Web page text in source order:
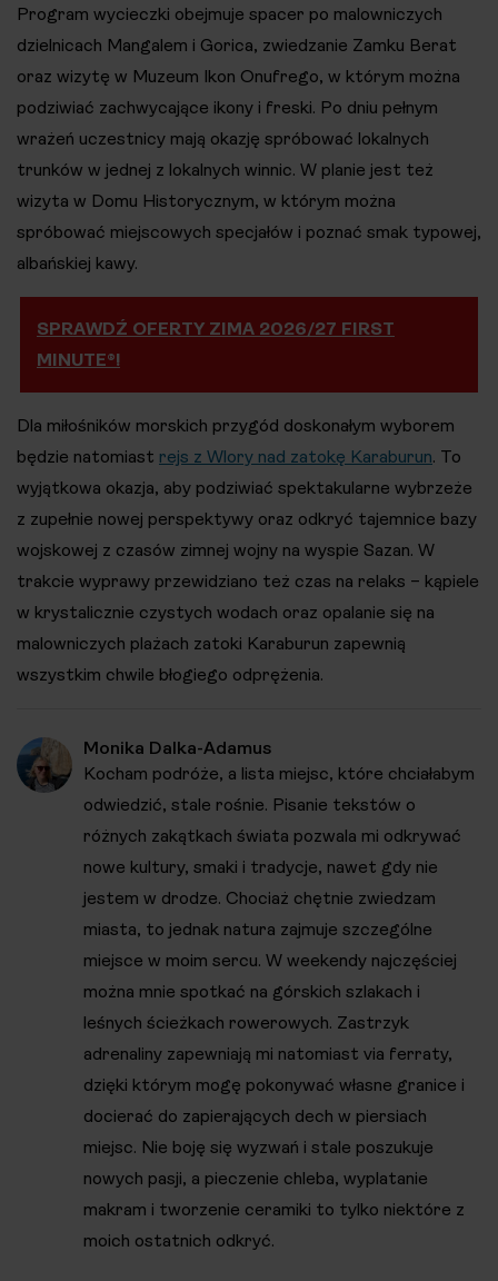
Program wycieczki obejmuje spacer po malowniczych
dzielnicach Mangalem i Gorica, zwiedzanie Zamku Berat
oraz wizytę w Muzeum Ikon Onufrego, w którym można
podziwiać zachwycające ikony i freski. Po dniu pełnym
wrażeń uczestnicy mają okazję spróbować lokalnych
trunków w jednej z lokalnych winnic. W planie jest też
wizyta w Domu Historycznym, w którym można
spróbować miejscowych specjałów i poznać smak typowej,
albańskiej kawy.
SPRAWDŹ OFERTY ZIMA 2026/27 FIRST
MINUTE®!
Dla miłośników morskich przygód doskonałym wyborem
będzie natomiast rejs z Wlory nad zatokę Karaburun. To
wyjątkowa okazja, aby podziwiać spektakularne wybrzeże
z zupełnie nowej perspektywy oraz odkryć tajemnice bazy
wojskowej z czasów zimnej wojny na wyspie Sazan. W
trakcie wyprawy przewidziano też czas na relaks – kąpiele
w krystalicznie czystych wodach oraz opalanie się na
malowniczych plażach zatoki Karaburun zapewnią
wszystkim chwile błogiego odprężenia.
Monika Dalka-Adamus
Kocham podróże, a lista miejsc, które chciałabym
odwiedzić, stale rośnie. Pisanie tekstów o
różnych zakątkach świata pozwala mi odkrywać
nowe kultury, smaki i tradycje, nawet gdy nie
jestem w drodze. Chociaż chętnie zwiedzam
miasta, to jednak natura zajmuje szczególne
miejsce w moim sercu. W weekendy najczęściej
można mnie spotkać na górskich szlakach i
leśnych ścieżkach rowerowych. Zastrzyk
adrenaliny zapewniają mi natomiast via ferraty,
dzięki którym mogę pokonywać własne granice i
docierać do zapierających dech w piersiach
miejsc. Nie boję się wyzwań i stale poszukuje
nowych pasji, a pieczenie chleba, wyplatanie
makram i tworzenie ceramiki to tylko niektóre z
moich ostatnich odkryć.